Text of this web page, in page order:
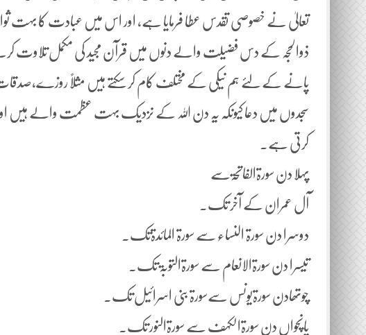
تعالیٰ نے خصوصی تقدس عطا فرمایا ہے، اور اس میں عبادت کا بہت
ذوالحجہ کے دس فضیلت والے دنوں میں قرآن مجید کی مکمل تلاوت
پانے کے لئے ہم نیکی کے مختلف کام کر سکتے ہیں مثلاً
سجدوں میں دعا کیونکہ یہ دن اللہ کے نزدیک بہت عظمت والے
کرتی ہے۔
پہلا دن سورۃالفاتحۃسے
آل عمران کے آخر تک۔
دوسرا دن سورۃ النساء سے سورۃ المائدۃتک۔
تیسرا دن سورۃالانعام سے سورۃالتوبۃ تک۔
چوتھادن سورۃیونس سےسورۃ بنی اسرائیل تک۔
پانچواں دن سورۃالکہف سے سورۃالنور تک۔